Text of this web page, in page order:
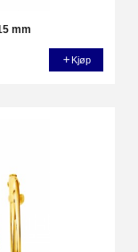
mm
Kjøp